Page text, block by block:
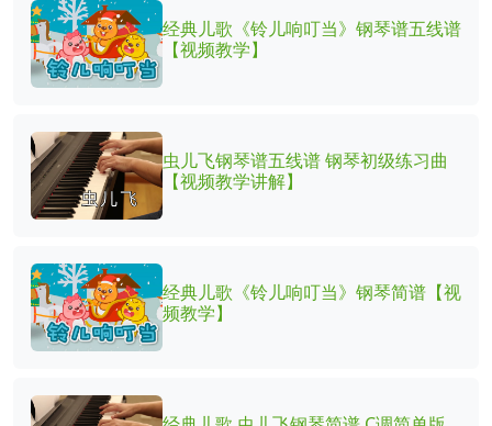
经典儿歌《铃儿响叮当》钢琴谱五线谱
【视频教学】
虫儿飞钢琴谱五线谱 钢琴初级练习曲
【视频教学讲解】
经典儿歌《铃儿响叮当》钢琴简谱【视
频教学】